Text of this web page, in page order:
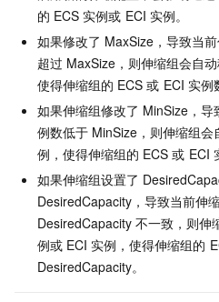
的 ECS 实例或 ECI 实例。
如果修改了 MaxSize，导致当
超过 MaxSize，则伸缩组会自
使得伸缩组的 ECS 或 ECI 实例
如果伸缩组修改了 MinSize，导
例数低于 MinSize，则伸缩组会
例，使得伸缩组的 ECS 或 ECI
如果伸缩组设置了
DesiredCapacity，导致当前伸
DesiredCapacity 不一致，则伸
例或 ECI 实例，使得伸缩组的
DesiredCapacity。